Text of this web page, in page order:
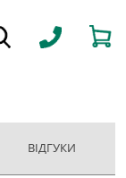
ВІДГУКИ